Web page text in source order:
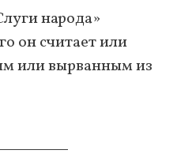
народа»
он считает или
или вырванным из